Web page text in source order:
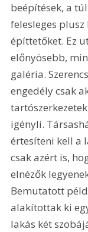
beépítések, a
felesleges
építtetőket. Ez
előnyösebb,
galéria.
engedély csak
igényli.
értesíteni kell a
csak azért is,
elnézők
Bemutatott
alakítottak ki
lakás két